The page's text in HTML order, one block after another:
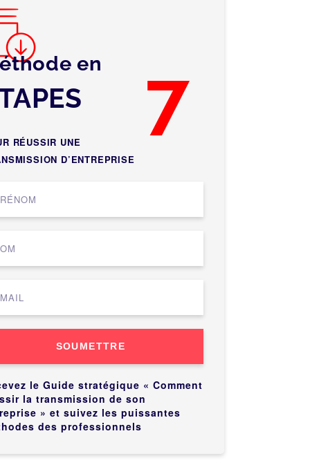
en 7
RÉUSSIR UNE
D’ENTREPRISE
SOUMETTRE
le Guide stratégique « Comment
la transmission de son
» et suivez les puissantes
des professionnels